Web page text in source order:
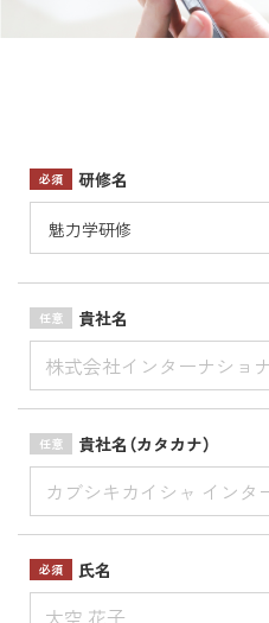
必須 研修名
魅力学研修
任意 貴社名
任意 貴社名（カタカナ）
必須 氏名